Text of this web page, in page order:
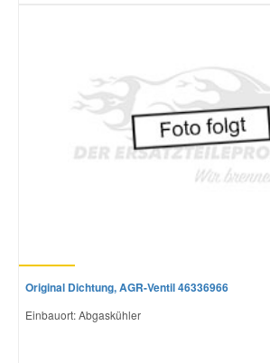
Original Dichtung, AGR-Ventil 46336966
Einbauort: Abgaskühler